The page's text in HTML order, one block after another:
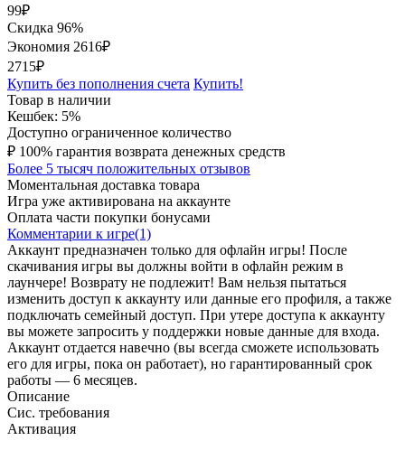
99₽
Скидка 96%
Экономия 2616₽
2715₽
Купить без пополнения счета Купить!
Товар в наличии
Кешбек: 5%
Доступно ограниченное количество
₽ 100% гарантия возврата денежных средств
Более 5 тысяч положительных отзывов
Моментальная доставка товара
Игра уже активирована на аккаунте
Оплата части покупки бонусами
Комментарии к игре(1)
Аккаунт предназначен только для офлайн игры! После
скачивания игры вы должны войти в офлайн режим в
лаунчере! Возврату не подлежит! Вам нельзя пытаться
изменить доступ к аккаунту или данные его профиля, а также
подключать семейный доступ. При утере доступа к аккаунту
вы можете запросить у поддержки новые данные для входа.
Аккаунт отдается навечно (вы всегда сможете использовать
его для игры, пока он работает), но гарантированный срок
работы — 6 месяцев.
Описание
Сис. требования
Активация